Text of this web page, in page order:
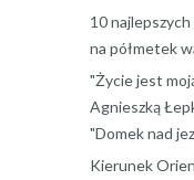
10
na półmetek
"Życie jest
Agnieszką
"Domek nad
Kierunek